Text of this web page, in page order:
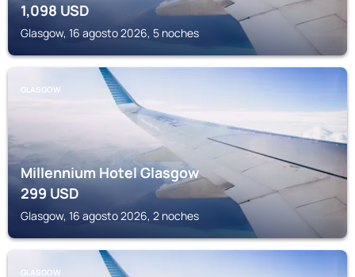
1,098USD
Glasgow, 16 agosto 2026, 5 noches
GLASGOW
Millennium Hotel Glasgow
299USD
Glasgow, 16 agosto 2026, 2 noches
GLASGOW